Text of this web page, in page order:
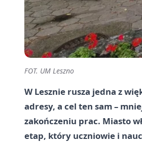
FOT. UM Leszno
W Lesznie rusza jedna z
adresy, a cel ten sam –
zakończeniu prac. Miasto
etap, który uczniowie i